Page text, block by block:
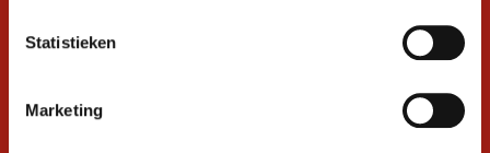
Statistieken
Marketing
Ontvang de nieuwste aanbiedingen en
promoties